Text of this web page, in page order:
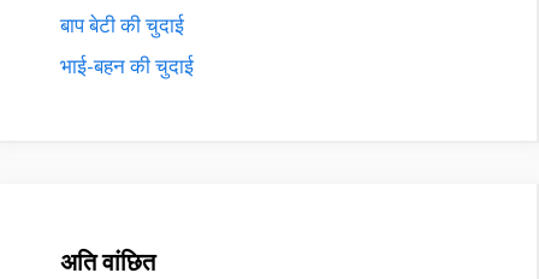
बाप बेटी की चुदाई
भाई-बहन की चुदाई
अति वांछित